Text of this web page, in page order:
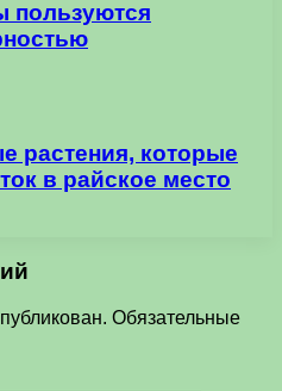
пользуются
растения, которые
в райское место
Обязательные